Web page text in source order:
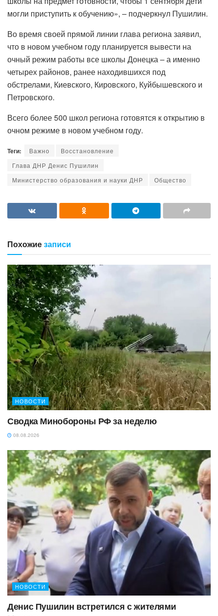
могли приступить к обучению», – подчеркнул Пушилин.
Во время своей прямой линии глава региона заявил,
что в новом учебном году планируется вывести на
очный режим работы все школы Донецка – а именно
четырех районов, ранее находившихся под
обстрелами, Киевского, Кировского, Куйбышевского и
Петровского.
Всего более 500 школ региона готовятся к открытию в
очном режиме в новом учебном году.
Теги: Важно
Восстановление
Глава ДНР Денис Пушилин
Министерство образования и науки ДНР
Общество
Похожиезаписи
НОВОСТИ
Сводка Минобороны РФ за неделю
08.08.2026
НОВОСТИ
Денис Пушилин встретился с жителями